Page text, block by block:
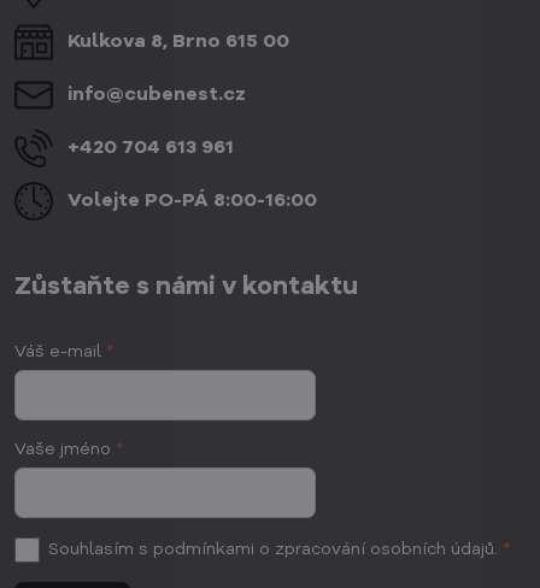
Kulkova 8, Brno 615 00
info​@cubenest​.cz
+420 704 613 961
Volejte PO-PÁ 8:00-16:00
Zůstaňte s námi v kontaktu
Váš e-mail *
Vaše jméno *
Souhlasím s podmínkami o zpracování osobních údajů. *